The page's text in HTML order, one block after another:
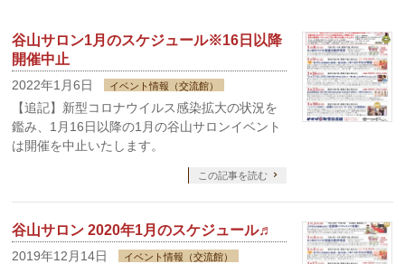
谷山サロン1月のスケジュール※16日以降
開催中止
2022年1月6日 イベント情報（交流館）
【追記】新型コロナウイルス感染拡大の状況を
鑑み、1月16日以降の1月の谷山サロンイベント
は開催を中止いたします。
この記事を読む
谷山サロン 2020年1月のスケジュール♬
2019年12月14日 イベント情報（交流館）